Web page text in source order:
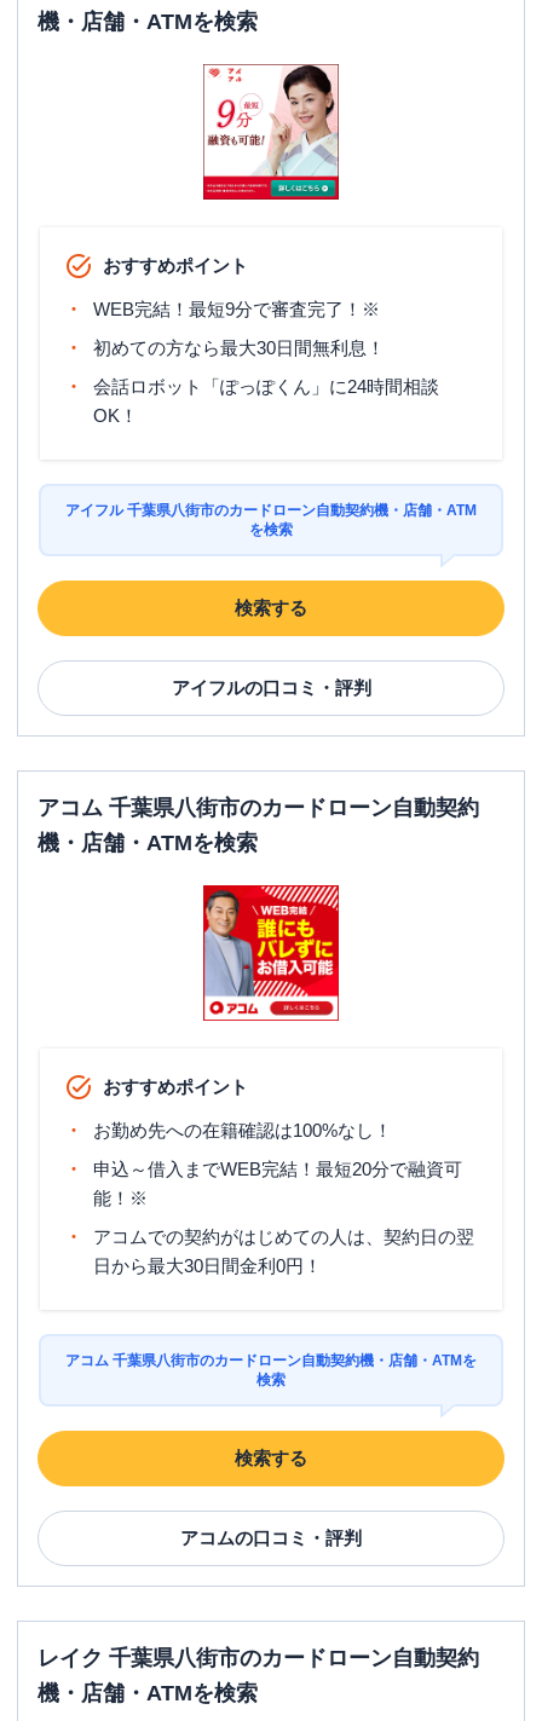
機・店舗・ATMを検索
おすすめポイント
WEB完結！最短9分で審査完了！※
初めての方なら最大30日間無利息！
会話ロボット「ぽっぽくん」に24時間相談
OK！
アイフル 千葉県八街市のカードローン自動契約機・店舗・ATM
を検索
検索する
アイフルの口コミ・評判
アコム 千葉県八街市のカードローン自動契約
機・店舗・ATMを検索
おすすめポイント
お勤め先への在籍確認は100%なし！
申込～借入までWEB完結！最短20分で融資可
能！※
アコムでの契約がはじめての人は、契約日の翌
日から最大30日間金利0円！
アコム 千葉県八街市のカードローン自動契約機・店舗・ATMを
検索
検索する
アコムの口コミ・評判
レイク 千葉県八街市のカードローン自動契約
機・店舗・ATMを検索